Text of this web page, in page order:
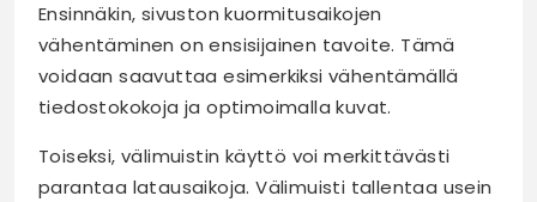
Ensinnäkin, sivuston kuormitusaikojen
vähentäminen on ensisijainen tavoite. Tämä
voidaan saavuttaa esimerkiksi vähentämällä
tiedostokokoja ja optimoimalla kuvat.
Toiseksi, välimuistin käyttö voi merkittävästi
parantaa latausaikoja. Välimuisti tallentaa usein